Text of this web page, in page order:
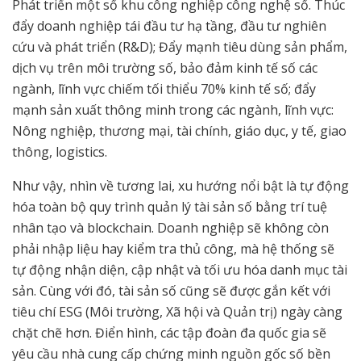
Phát triển một số khu công nghiệp công nghệ số. Thúc
đẩy doanh nghiệp tái đầu tư hạ tầng, đầu tư nghiên
cứu và phát triển (R&D); Đẩy mạnh tiêu dùng sản phẩm,
dịch vụ trên môi trường số, bảo đảm kinh tế số các
ngành, lĩnh vực chiếm tối thiểu 70% kinh tế số; đẩy
mạnh sản xuất thông minh trong các ngành, lĩnh vực:
Nông nghiệp, thương mại, tài chính, giáo dục, y tế, giao
thông, logistics.
Như vậy, nhìn về tương lai, xu hướng nổi bật là tự động
hóa toàn bộ quy trình quản lý tài sản số bằng trí tuệ
nhân tạo và blockchain. Doanh nghiệp sẽ không còn
phải nhập liệu hay kiểm tra thủ công, mà hệ thống sẽ
tự động nhận diện, cập nhật và tối ưu hóa danh mục tài
sản. Cùng với đó, tài sản số cũng sẽ được gắn kết với
tiêu chí ESG (Môi trường, Xã hội và Quản trị) ngày càng
chặt chẽ hơn. Điển hình, các tập đoàn đa quốc gia sẽ
yêu cầu nhà cung cấp chứng minh nguồn gốc số bền